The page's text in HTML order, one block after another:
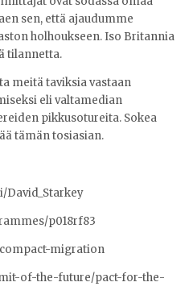
sen, että ajaudumme
holhoukseen. Iso Britannia
tilannetta.
meitä taviksia vastaan
eli valtamedian
pikkusotureita. Sokea
tämän tosiasian.
David_Starkey
p018rf83
migration
of-the-future/pact-for-the-